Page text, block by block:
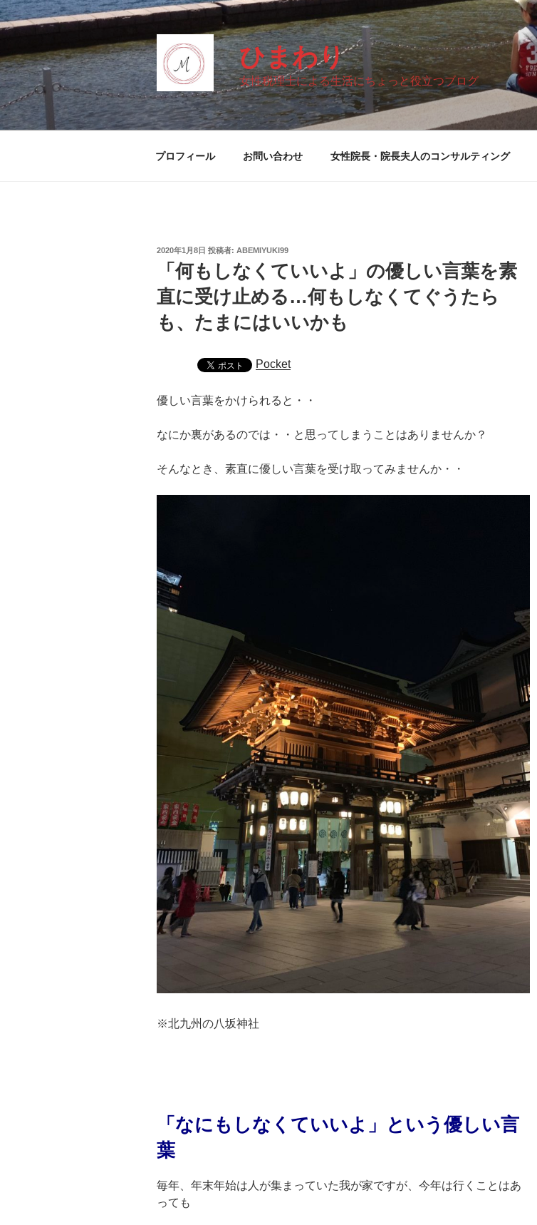
コ
ン
ン
ツ
へ
ス
キ
ひまわり
女性税理士による生活にちょっと役立つブログ
プロフィール お問い合わせ 女性院長・院長夫人のコンサルティング
投
2020年1月8日 投稿者: ABEMIYUKI99
「何もしなくていいよ」の優しい言葉を素
直に受け止める…何もしなくてぐうたら
も、たまにはいいかも
Pocket
優しい言葉をかけられると・・
なにか裏があるのでは・・と思ってしまうことはありませんか？
そんなとき、素直に優しい言葉を受け取ってみませんか・・
※北九州の八坂神社
「なにもしなくていいよ」という優しい言
葉
毎年、年末年始は人が集まっていた我が家ですが、今年は行くことはあ
っても